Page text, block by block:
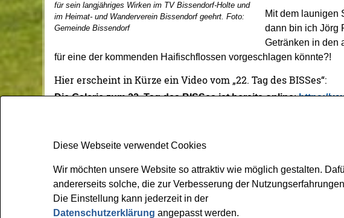
für sein langjähriges Wirken im TV Bissendorf-Holte und
im Heimat- und Wanderverein Bissendorf geehrt. Foto:
Gemeinde Bissendorf
Mit dem launigen
dann bin ich Jörg
Getränken in den
für eine der kommenden Haifischflossen vorgeschlagen könnte?!
Hier erscheint in Kürze ein Video vom „22. Tag des BISSes“:
Die Galerie zum 22. Tag des BISSes ist bereits online:https://
Gemeinde Bissendorf
Kirchplatz 1
Montag -
Wir möchten unsere Website so attraktiv wie möglich gestalten.
andererseits solche, die zur Verbesserung der
Die Einstellung kann jederzeit in der
Datenschutzerklärung angepasst werden.